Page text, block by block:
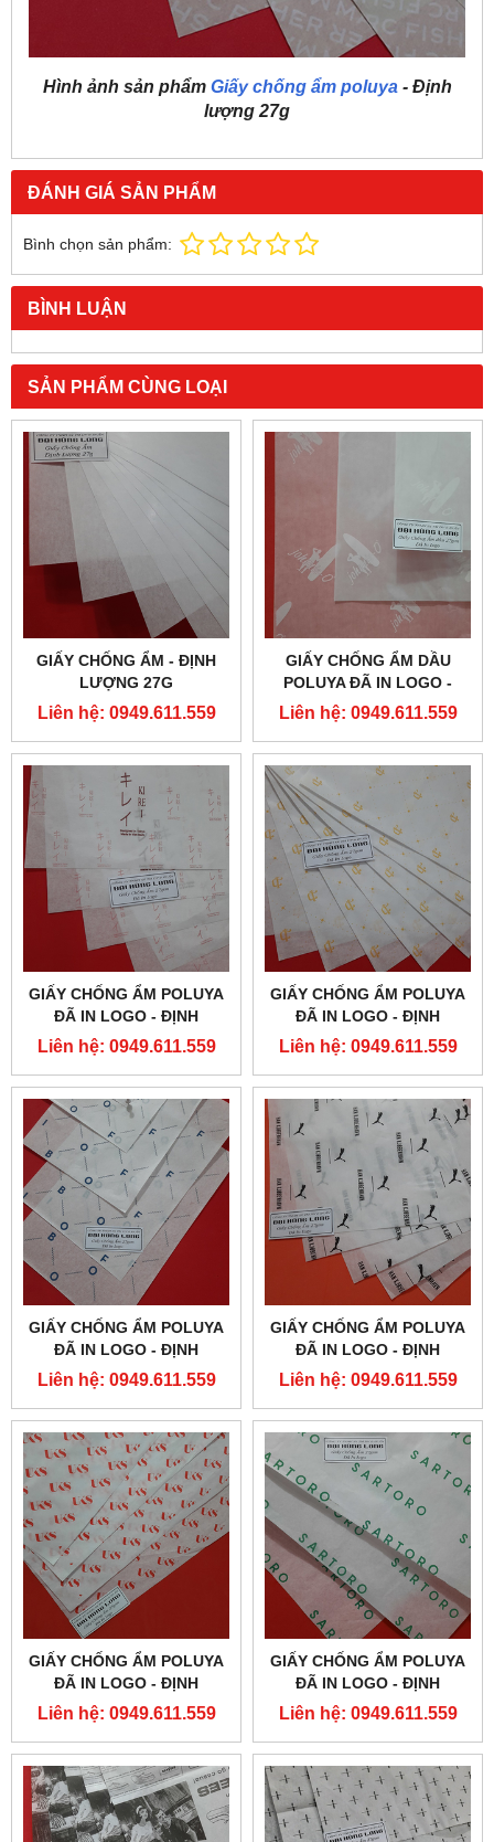
Hình ảnh sản phẩm Giấy chống ẩm poluya- Định
lượng 27g
ĐÁNH GIÁ SẢN PHẨM
Bình chọn sản phẩm:
BÌNH LUẬN
SẢN PHẨM CÙNG LOẠI
GIẤY CHỐNG ẨM - ĐỊNH
LƯỢNG 27G
Liên hệ: 0949.611.559
GIẤY CHỐNG ẨM DẦU
POLUYA ĐÃ IN LOGO -
ĐỊNH LƯỢNG 27G
Liên hệ: 0949.611.559
GIẤY CHỐNG ẨM POLUYA
ĐÃ IN LOGO - ĐỊNH
LƯỢNG 27G
Liên hệ: 0949.611.559
GIẤY CHỐNG ẨM POLUYA
ĐÃ IN LOGO - ĐỊNH
LƯỢNG 27G
Liên hệ: 0949.611.559
GIẤY CHỐNG ẨM POLUYA
ĐÃ IN LOGO - ĐỊNH
LƯỢNG 27G
Liên hệ: 0949.611.559
GIẤY CHỐNG ẨM POLUYA
ĐÃ IN LOGO - ĐỊNH
LƯỢNG 27G
Liên hệ: 0949.611.559
GIẤY CHỐNG ẨM POLUYA
ĐÃ IN LOGO - ĐỊNH
LƯỢNG 27G
Liên hệ: 0949.611.559
GIẤY CHỐNG ẨM POLUYA
ĐÃ IN LOGO - ĐỊNH
LƯỢNG 27G
Liên hệ: 0949.611.559